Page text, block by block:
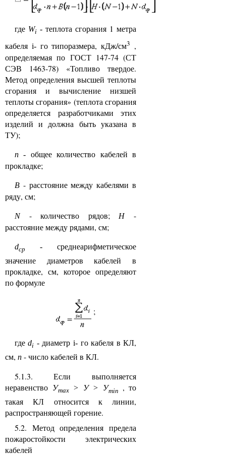
где Wi - теплота сгорания 1 метра
кабеля i- го типоразмера, кДж/см3 ,
определяемая по ГОСТ 147-74 (СТ
СЭВ 1463-78) «Топливо твердое.
Метод определения высшей теплоты
сгорания и вычисление низшей
теплоты сгорания» (теплота сгорания
определяется разработчиками этих
изделий и должна быть указана в
ТУ);
n- общее количество кабелей в
прокладке;
B - расстояние между кабелями в
ряду, см;
N - количество рядов; Н-
расстояние между рядами, см;
dcp -среднеарифметическое
значение диаметров кабелей в
прокладке, см, которое определяют
по формуле
;
гдеdi - диаметр i- го кабеля в КЛ,
см, n - число кабелей в КЛ.
5.1.3. Если выполняется
неравенство Уmax > У > Уmin
, то
такая КЛ относится к линии,
распространяющей горение.
5.2. Метод определения предела
пожаростойкости электрических
кабелей